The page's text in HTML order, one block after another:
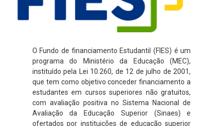
O Fundo de financiamento Estudantil (FIES) é um
programa do Ministério da Educação (MEC),
instituído pela Lei 10.260, de 12 de julho de 2001,
que tem como objetivo conceder financiamento a
estudantes em cursos superiores não gratuitos,
com avaliação positiva no Sistema Nacional de
Avaliação da Educação Superior (Sinaes) e
ofertados por instituições de educação superior